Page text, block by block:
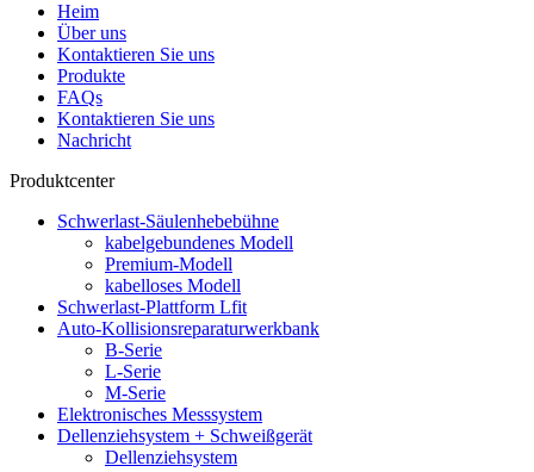
Heim
Über uns
Kontaktieren Sie uns
Produkte
FAQs
Kontaktieren Sie uns
Nachricht
Produktcenter
Schwerlast-Säulenhebebühne
kabelgebundenes Modell
Premium-Modell
kabelloses Modell
Schwerlast-Plattform Lfit
Auto-Kollisionsreparaturwerkbank
B-Serie
L-Serie
M-Serie
Elektronisches Messsystem
Dellenziehsystem + Schweißgerät
Dellenziehsystem